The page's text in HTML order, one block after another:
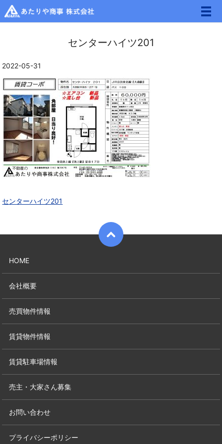
メ
センターハイツ201
2022-05-31
センターハイツ201
HOME
会社概要
売買物件情報
賃貸物件情報
賃貸駐車場情報
売主・大家さん募集
お問い合わせ
プライバシーポリシー